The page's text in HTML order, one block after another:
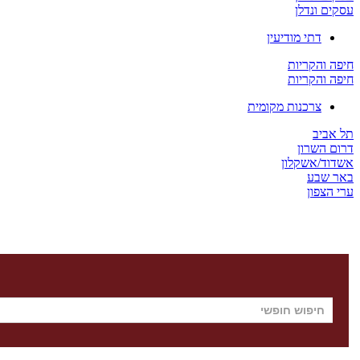
עסקים ונדלן
דתי מודיעין
חיפה והקריות
חיפה והקריות
צרכנות מקומית
תל אביב
דרום השרון
אשדוד/אשקלון
באר שבע
ערי הצפון